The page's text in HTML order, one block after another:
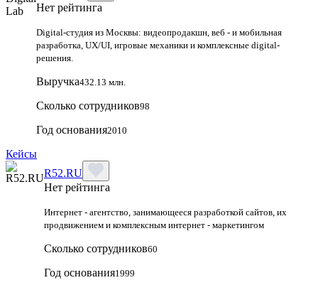
Нет рейтинга
Digital-студия из Москвы: видеопродакшн, веб - и мобильная
разработка, UX/UI, игровые механики и комплексные digital-
решения.
Выручка432.13 млн.
Сколько сотрудников98
Год основания2010
Кейсы
R52.RU
Нет рейтинга
Интернет - агентство, занимающееся разработкой сайтов, их
продвижением и комплексным интернет - маркетингом
Сколько сотрудников60
Год основания1999